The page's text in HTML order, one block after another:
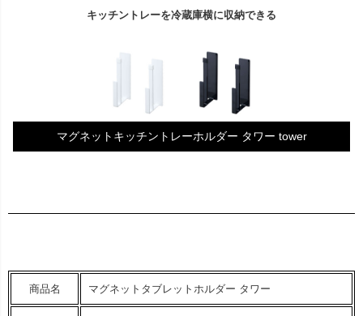
キッチントレーを冷蔵庫横に収納できる
マグネットキッチントレーホルダー タワー tower
商品名 マグネットタブレットホルダー タワー